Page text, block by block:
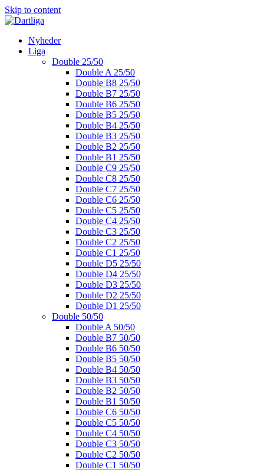
Skip to content
Nyheder
Liga
Double 25/50
Double A 25/50
Double B8 25/50
Double B7 25/50
Double B6 25/50
Double B5 25/50
Double B4 25/50
Double B3 25/50
Double B2 25/50
Double B1 25/50
Double C9 25/50
Double C8 25/50
Double C7 25/50
Double C6 25/50
Double C5 25/50
Double C4 25/50
Double C3 25/50
Double C2 25/50
Double C1 25/50
Double D5 25/50
Double D4 25/50
Double D3 25/50
Double D2 25/50
Double D1 25/50
Double 50/50
Double A 50/50
Double B7 50/50
Double B6 50/50
Double B5 50/50
Double B4 50/50
Double B3 50/50
Double B2 50/50
Double B1 50/50
Double C6 50/50
Double C5 50/50
Double C4 50/50
Double C3 50/50
Double C2 50/50
Double C1 50/50